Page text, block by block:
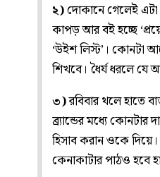
২)দোকানে গেলেই
কাপড় আর বই হচ্ছে
‘উইশ লিস্ট’। কোনটা
শিখবে। ধৈর্য ধরলে যে
৩)রবিবার থলে হাতে
ব্র্যান্ডের মধ্যে
হিসাব করান ওকে
কেনাকাটার পাঠও হবে